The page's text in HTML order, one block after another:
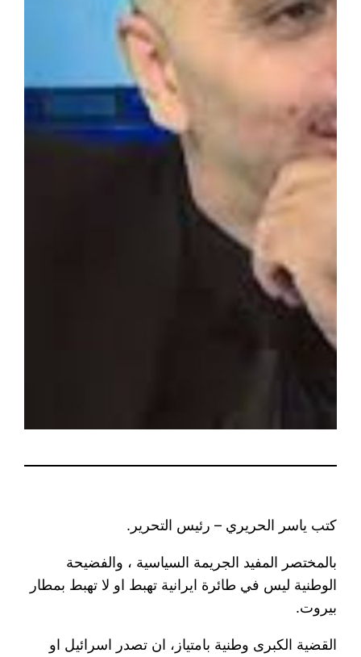
كتب ياسر الحريري – رئيس التحرير.
بالمختصر المفيد الجريمة السياسية ، والفضيحة
الوطنية ليس في طائرة ايرانية تهبط او لا تهبط بمطار
بيروت.
القضية الكبرى وطنية بامتياز، ان تصدر اسرائيل او